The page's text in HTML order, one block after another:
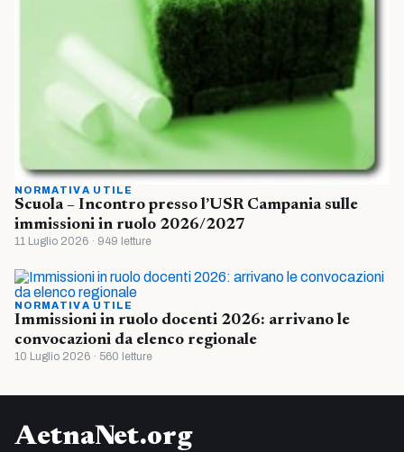
NORMATIVA UTILE
Scuola – Incontro presso l’USR Campania sulle
immissioni in ruolo 2026/2027
11 Luglio 2026 · 949 letture
NORMATIVA UTILE
Immissioni in ruolo docenti 2026: arrivano le
convocazioni da elenco regionale
10 Luglio 2026 · 560 letture
AetnaNet.org